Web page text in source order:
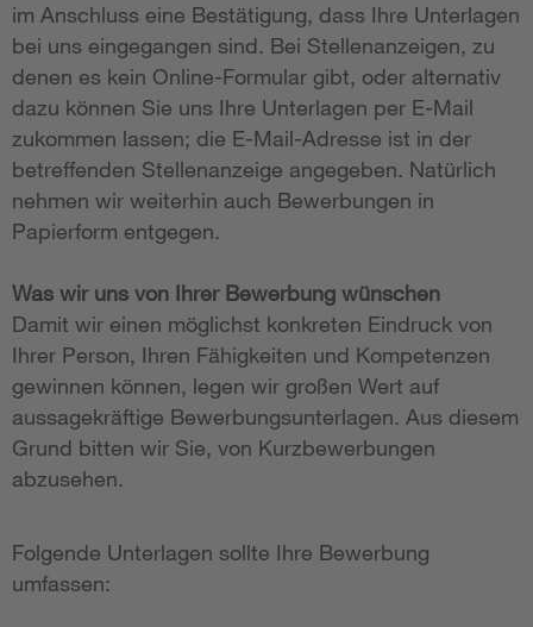
im Anschluss eine Bestätigung, dass Ihre Unterlagen
bei uns eingegangen sind. Bei Stellenanzeigen, zu
denen es kein Online-Formular gibt, oder alternativ
dazu können Sie uns Ihre Unterlagen per E-Mail
zukommen lassen; die E-Mail-Adresse ist in der
betreffenden Stellenanzeige angegeben. Natürlich
nehmen wir weiterhin auch Bewerbungen in
Papierform entgegen.
Was wir uns von Ihrer Bewerbung wünschen
Damit wir einen möglichst konkreten Eindruck von
Ihrer Person, Ihren Fähigkeiten und Kompetenzen
gewinnen können, legen wir großen Wert auf
aussagekräftige Bewerbungsunterlagen. Aus diesem
Grund bitten wir Sie, von Kurzbewerbungen
abzusehen.
Folgende Unterlagen sollte Ihre Bewerbung
umfassen: